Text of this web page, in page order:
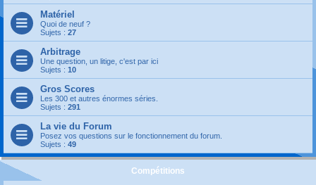
Matériel
Quoi de neuf ?
Sujets : 27
Arbitrage
Une question, un litige, c'est par ici
Sujets : 10
Gros Scores
Les 300 et autres énormes séries.
Sujets : 291
La vie du Forum
Posez vos questions sur le fonctionnement du forum.
Sujets : 49
Compétitions